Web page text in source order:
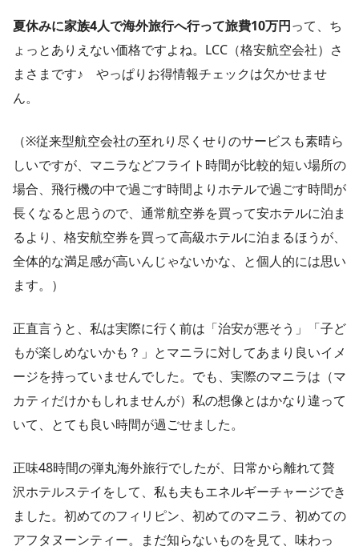
夏休みに家族4人で海外旅行へ行って旅費10万円って、ち
ょっとありえない価格ですよね。LCC（格安航空会社）さ
まさまです♪ やっぱりお得情報チェックは欠かせませ
ん。
（※従来型航空会社の至れり尽くせりのサービスも素晴ら
しいですが、マニラなどフライト時間が比較的短い場所の
場合、飛行機の中で過ごす時間よりホテルで過ごす時間が
長くなると思うので、通常航空券を買って安ホテルに泊ま
るより、格安航空券を買って高級ホテルに泊まるほうが、
全体的な満足感が高いんじゃないかな、と個人的には思い
ます。）
正直言うと、私は実際に行く前は「治安が悪そう」「子ど
もが楽しめないかも？」とマニラに対してあまり良いイメ
ージを持っていませんでした。でも、実際のマニラは（マ
カティだけかもしれませんが）私の想像とはかなり違って
いて、とても良い時間が過ごせました。
正味48時間の弾丸海外旅行でしたが、日常から離れて贅
沢ホテルステイをして、私も夫もエネルギーチャージでき
ました。初めてのフィリピン、初めてのマニラ、初めての
アフタヌーンティー。まだ知らないものを見て、味わっ